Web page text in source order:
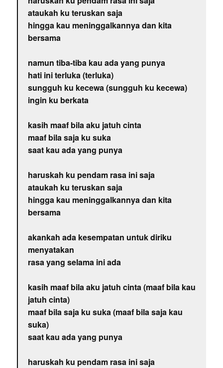
ataukah ku teruskan saja
hingga kau meninggalkannya dan kita
bersama
namun tiba-tiba kau ada yang punya
hati ini terluka (terluka)
sungguh ku kecewa (sungguh ku kecewa)
ingin ku berkata
kasih maaf bila aku jatuh cinta
maaf bila saja ku suka
saat kau ada yang punya
haruskah ku pendam rasa ini saja
ataukah ku teruskan saja
hingga kau meninggalkannya dan kita
bersama
akankah ada kesempatan untuk diriku
menyatakan
rasa yang selama ini ada
kasih maaf bila aku jatuh cinta (maaf bila kau
jatuh cinta)
maaf bila saja ku suka (maaf bila saja kau
suka)
saat kau ada yang punya
haruskah ku pendam rasa ini saja